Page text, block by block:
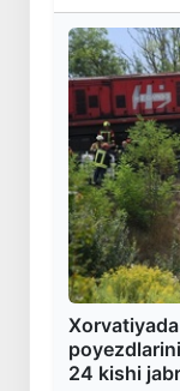
24 kishi